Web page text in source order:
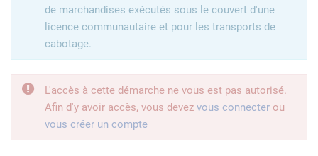
de marchandises exécutés sous le couvert d'une
licence communautaire et pour les transports de
cabotage.
L'accès à cette démarche ne vous est pas autorisé.
Afin d'y avoir accès, vous devez vous connecter ou
vous créer un compte